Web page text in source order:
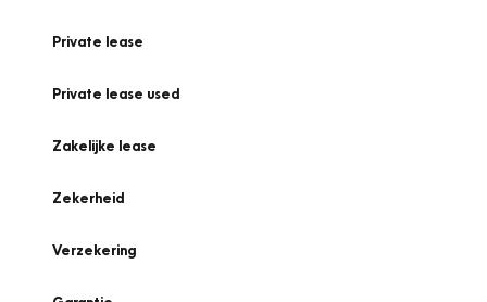
Private lease
Private lease used
Zakelijke lease
Zekerheid
Verzekering